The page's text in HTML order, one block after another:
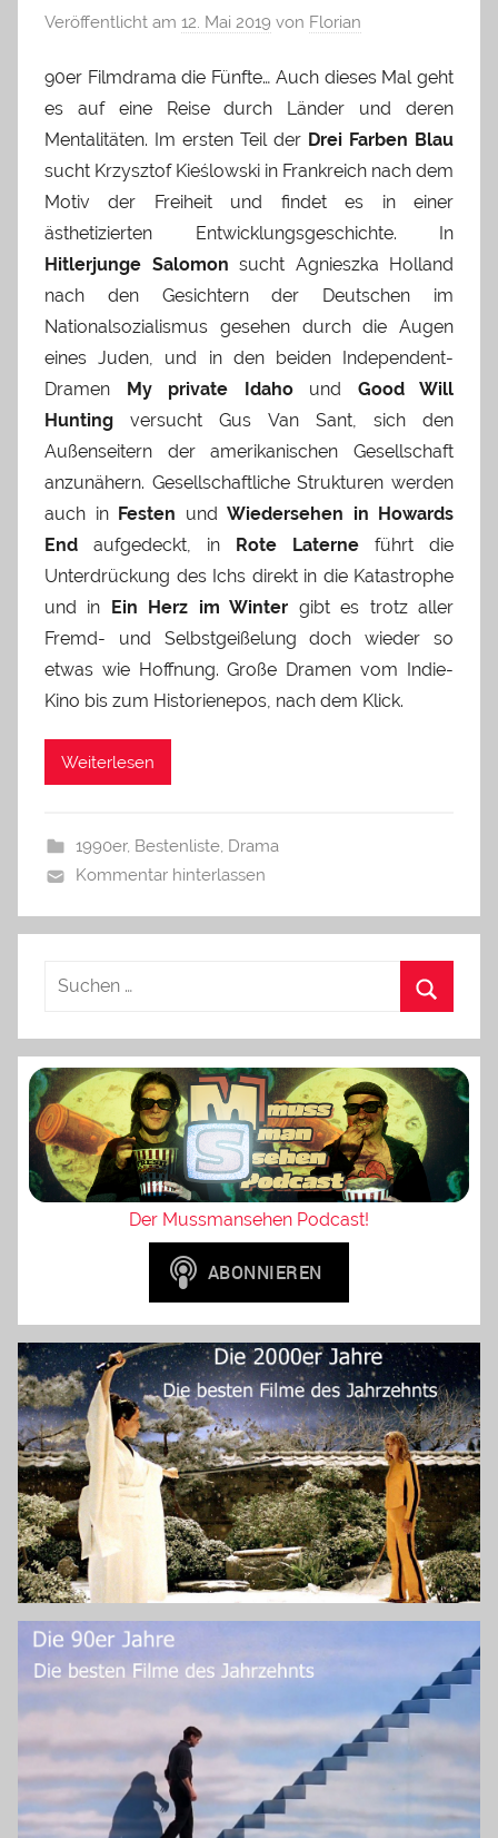
Veröffentlicht am 12. Mai 2019 von Florian
90er Filmdrama die Fünfte… Auch dieses Mal geht
es auf eine Reise durch Länder und deren
Mentalitäten. Im ersten Teil der Drei Farben Blau
sucht Krzysztof Kieślowski in Frankreich nach dem
Motiv der Freiheit und findet es in einer
ästhetizierten Entwicklungsgeschichte. In
Hitlerjunge Salomon sucht Agnieszka Holland
nach den Gesichtern der Deutschen im
Nationalsozialismus gesehen durch die Augen
eines Juden, und in den beiden Independent-
Dramen My private Idahound Good Will
Hunting versucht Gus Van Sant, sich den
Außenseitern der amerikanischen Gesellschaft
anzunähern. Gesellschaftliche Strukturen werden
auch in Festen und Wiedersehen in Howards
End aufgedeckt, in Rote Laterne führt die
Unterdrückung des Ichs direkt in die Katastrophe
und in Ein Herz im Winter gibt es trotz aller
Fremd- und Selbstgeißelung doch wieder so
etwas wie Hoffnung. Große Dramen vom Indie-
Kino bis zum Historienepos, nach dem Klick.
Weiterlesen
1990er, Bestenliste, Drama
Kommentar hinterlassen
Der Mussmansehen Podcast!